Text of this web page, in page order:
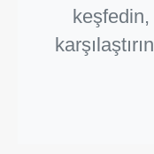
keşfedin,